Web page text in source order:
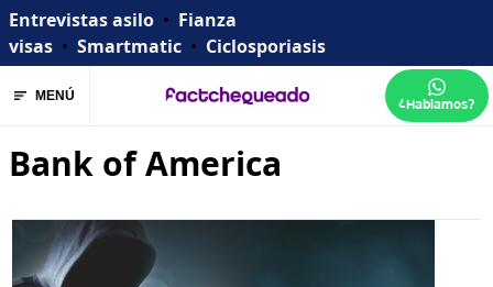
Entrevistas asilo • Fianza
visas • Smartmatic • Ciclosporiasis
MENÚ ¿Hablamos?
Bank of America